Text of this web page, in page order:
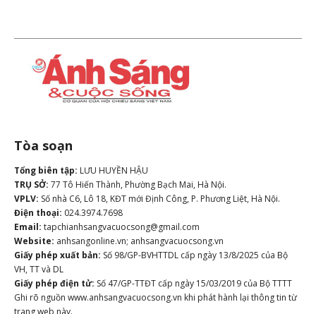
Tòa soạn
Tổng biên tập: LƯU HUYỀN HẬU
TRỤ SỞ: 77 Tô Hiến Thành, Phường Bạch Mai, Hà Nội.
VPLV: Số nhà C6, Lô 18, KĐT mới Định Công, P. Phương Liệt, Hà Nội.
Điện thoại: 024.3974.7698
Email: tapchianhsangvacuocsong@gmail.com
Website: anhsangonline.vn; anhsangvacuocsong.vn
Giấy phép xuất bản: Số 98/GP-BVHTTDL cấp ngày 13/8/2025 của Bộ
VH, TT và DL
Giấy phép điện tử: Số 47/GP-TTĐT cấp ngày 15/03/2019 của Bộ TTTT
Ghi rõ nguồn www.anhsangvacuocsong.vn khi phát hành lại thông tin từ
trang web này.